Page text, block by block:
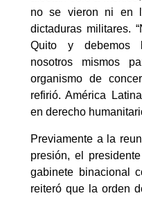
no se vieron ni en
dictaduras militares.
Quito y debemos
nosotros mismos
organismo de
refirió. América
en derecho
Previamente a la
presión, el
gabinete binacional
reiteró que la orden